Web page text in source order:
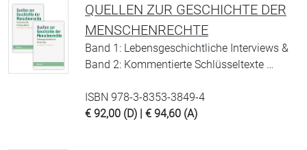
QUELLEN ZUR GESCHICHTE DER
MENSCHENRECHTE
Band 1: Lebensgeschichtliche Interviews &
Band 2: Kommentierte Schlüsseltexte …
ISBN 978-3-8353-3849-4
€ 92,00 (D) | € 94,60 (A)